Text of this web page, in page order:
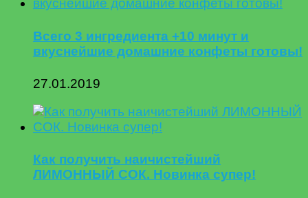
Всего 3 ингредиента +10 минут и
вкуснейшие домашние конфеты готовы!
27.01.2019
Как получить наичистейший
ЛИМОННЫЙ СОК. Новинка супер!